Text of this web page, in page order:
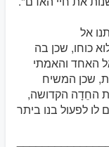
אל
כוחו, שכן בה
האחד והאמתי
שכן המשיח
החֵדָה הקדושה,
לפעול בנו ביתר